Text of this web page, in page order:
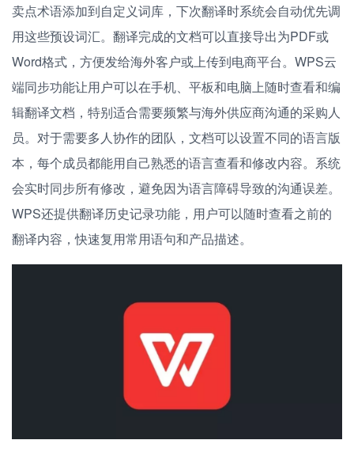
卖点术语添加到自定义词库，下次翻译时系统会自动优先调
用这些预设词汇。翻译完成的文档可以直接导出为PDF或
Word格式，方便发给海外客户或上传到电商平台。WPS云
端同步功能让用户可以在手机、平板和电脑上随时查看和编
辑翻译文档，特别适合需要频繁与海外供应商沟通的采购人
员。对于需要多人协作的团队，文档可以设置不同的语言版
本，每个成员都能用自己熟悉的语言查看和修改内容。系统
会实时同步所有修改，避免因为语言障碍导致的沟通误差。
WPS还提供翻译历史记录功能，用户可以随时查看之前的
翻译内容，快速复用常用语句和产品描述。